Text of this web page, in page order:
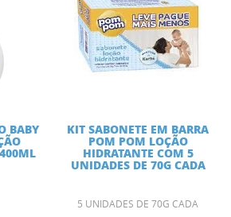
BABY KIT SABONETE EM BARRA
POM POM LOÇÃO
HIDRATANTE COM 5
UNIDADES DE 70G CADA
5 UNIDADES DE 70G CADA